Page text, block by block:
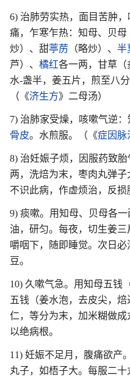
6) 治肺劳实热，面目苦肿
痛，乍寒乍热：知母、贝母
炒）、甜葶苈 （略炒）、 半
芦）、 橘红各一两，甘草（
水-盏半，姜五片，煎至八
（《济生方》二母汤）
7) 治肺家受燥，咳嗽气逆
骨皮。水煎服。（《症因脉
8) 治妊娠子烦，因服药致
两，洗焙为末，枣肉丸弹
不识此病，作虚烦治，反损
9) 痰嗽。用知母、贝母各一
油，研匀。每夜，切生姜
嚼咽下，随即睡觉。次日
豆。
10) 久嗽气急。用知母五钱
五钱（姜水泡，去皮尖，
仁，等分为末，加米糊做成
以绝病根。
11) 妊娠不足月，腹痛欲产
丸子，如梧子大。每服二十